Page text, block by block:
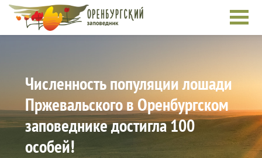
Skip to main content
Численность популяции лошади
Пржевальского в Оренбургском
заповеднике достигла 100
особей!